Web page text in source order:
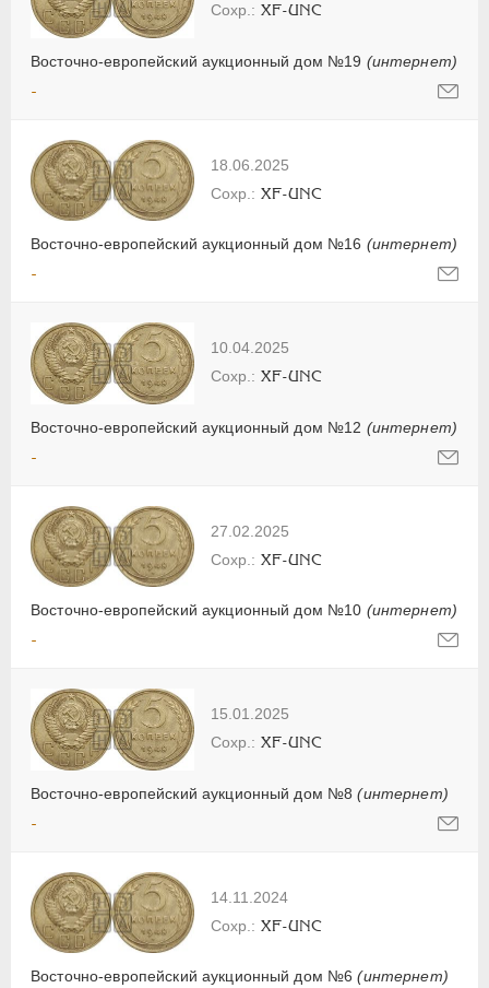
Восточно-европейский аукционный дом №19 (интернет)
XF-UNC
-
18.06.2025
Восточно-европейский аукционный дом №16 (интернет)
XF-UNC
-
10.04.2025
Восточно-европейский аукционный дом №12 (интернет)
XF-UNC
-
27.02.2025
Восточно-европейский аукционный дом №10 (интернет)
XF-UNC
-
15.01.2025
Восточно-европейский аукционный дом №8(интернет)
XF-UNC
-
14.11.2024
Восточно-европейский аукционный дом №6(интернет)
XF-UNC